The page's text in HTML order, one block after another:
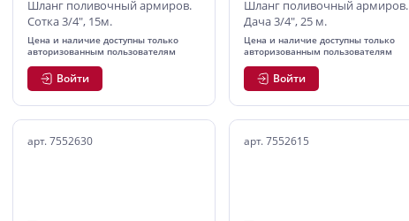
Шланг поливочный армиров.
Сотка 3/4", 15м.
Цена и наличие доступны только
авторизованным пользователям
Войти
Шланг поливочный армиров.
Дача 3/4", 25 м.
Цена и наличие доступны только
авторизованным пользователям
Войти
арт. 7552630 арт. 7552615